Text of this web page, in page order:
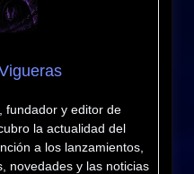
fundador y editor de
la actualidad del
a los lanzamientos,
novedades y las noticias